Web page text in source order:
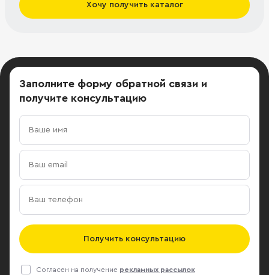
Хочу получить каталог
Заполните форму обратной связи и
получите консультацию
Получить консультацию
Согласен на получение рекламных рассылок